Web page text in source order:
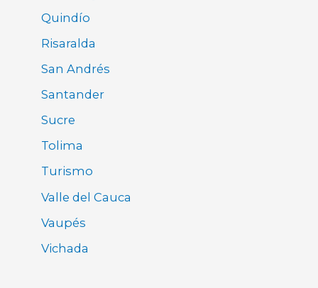
Quindío
Risaralda
San Andrés
Santander
Sucre
Tolima
Turismo
Valle del Cauca
Vaupés
Vichada